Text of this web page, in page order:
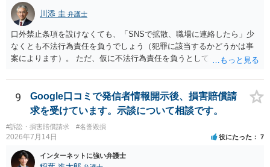
川添 圭 弁護士
口外禁止条項を設けなくても、「SNSで拡散、職場に連絡したら」少
なくとも不法行為責任を負うでしょう（犯罪に該当するかどうかは事
案によります）。 ただ、仮に不法行為責任を負うとしても、違約金を
（日本の裁判所が認定する慰謝料は、到底被害感情を満足させられる
ような金額ではありません）。そのため、口外禁止条項とともに口外
した場合の違約金（100～200万円程度）を定めることには、大きな意
味と抑止力があります。 逆に、口外禁止条項を設けると、正当な理由
がある場合を除いて第三者へ情報開示ができなくなります。そのた
め、口外禁止条項によって自らを縛られてしまうと困るようなケース
（例えば弁護団事件でマスコミ等へ公表する必要があるケース等）で
9
Google口コミで発信者情報開示後、損害賠償請
求を受けています。示談について相談です。
#訴訟・損害賠償請求 #名誉毀損
2026年7月14日 役にたった 7
インターネットに強い弁護士